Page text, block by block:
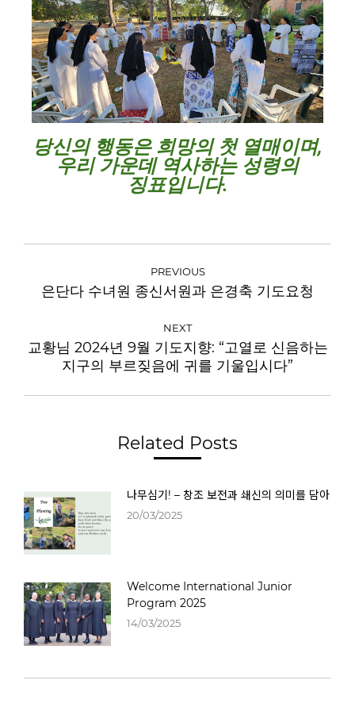
당신의 행동은 희망의 첫 열매이며,
우리 가운데 역사하는 성령의
징표입니다.
PREVIOUS
은단다 수녀원 종신서원과 은경축 기도요청
NEXT
교황님 2024년 9월 기도지향: “고열로 신음하는
지구의 부르짖음에 귀를 기울입시다”
Related Posts
나무심기! – 창조 보전과 쇄신의 의미를 담아
20/03/2025
Welcome International Junior
Program 2025
14/03/2025